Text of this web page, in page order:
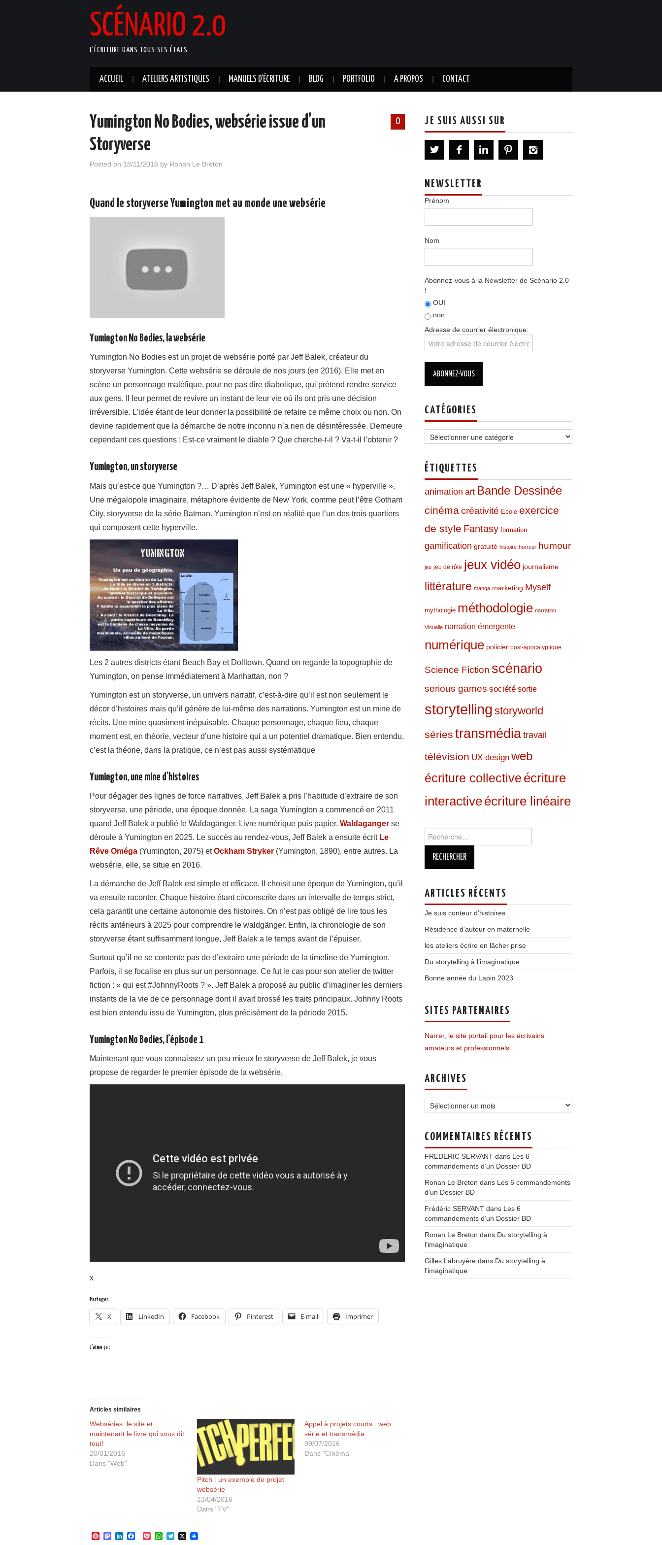
SCÉNARIO 2.0
L'ÉCRITURE DANS TOUS SES ÉTATS
ACCUEIL ATELIERS ARTISTIQUES MANUELS D’ÉCRITURE BLOG PORTFOLIO A PROPOS CONTACT
0
Yumington No Bodies, websérie issue d’un
Storyverse
Posted on 18/11/2016 by Ronan Le Breton
Quand le storyverse Yumington met au monde une websérie
Yumington No Bodies, la websérie
Yumington No Bodies est un projet de websérie porté par Jeff Balek, créateur du
storyverse Yumington. Cette websérie se déroule de nos jours (en 2016). Elle met en
scène un personnage maléfique, pour ne pas dire diabolique, qui prétend rendre service
aux gens. Il leur permet de revivre un instant de leur vie où ils ont pris une décision
irréversible. L’idée étant de leur donner la possibilité de refaire ce même choix ou non. On
devine rapidement que la démarche de notre inconnu n’a rien de désintéressée. Demeure
cependant ces questions : Est-ce vraiment le diable ? Que cherche-t-il ? Va-t-il l’obtenir ?
Yumington, un storyverse
Mais qu’est-ce que Yumington ?… D’après Jeff Balek, Yumington est une « hyperville ».
Une mégalopole imaginaire, métaphore évidente de New York, comme peut l’être Gotham
City, storyverse de la série Batman. Yumington n’est en réalité que l’un des trois quartiers
qui composent cette hyperville.
Les 2 autres districts étant Beach Bay et Dolltown. Quand on regarde la topographie de
Yumington, on pense immédiatement à Manhattan, non ?
Yumington est un storyverse, un univers narratif, c’est-à-dire qu’il est non seulement le
décor d’histoires mais qu’il génère de lui-même des narrations. Yumington est un mine de
récits. Une mine quasiment inépuisable. Chaque personnage, chaque lieu, chaque
moment est, en théorie, vecteur d’une histoire qui a un potentiel dramatique. Bien entendu,
c’est la théorie, dans la pratique, ce n’est pas aussi systématique
Yumington, une mine d’histoires
Pour dégager des lignes de force narratives, Jeff Balek a pris l’habitude d’extraire de son
storyverse, une période, une époque donnée. La saga Yumington a commencé en 2011
quand Jeff Balek a publié le Waldagänger. Livre numérique puis papier, Waldaganger se
déroule à Yumington en 2025. Le succès au rendez-vous, Jeff Balek a ensuite écrit Le
Rêve Oméga (Yumington, 2075) etOckham Stryker (Yumington, 1890), entre autres. La
websérie, elle, se situe en 2016.
La démarche de Jeff Balek est simple et efficace. Il choisit une époque de Yumington, qu’il
va ensuite raconter. Chaque histoire étant circonscrite dans un intervalle de temps strict,
cela garantit une certaine autonomie des histoires. On n’est pas obligé de lire tous les
récits antérieurs à 2025 pour comprendre le waldgänger. Enfin, la chronologie de son
storyverse étant suffisamment longue, Jeff Balek a le temps avant de l’épuiser.
Surtout qu’il ne se contente pas de d’extraire une période de la timeline de Yumington.
Parfois, il se focalise en plus sur un personnage. Ce fut le cas pour son atelier de twitter
fiction : « qui est #JohnnyRoots ? ». Jeff Balek a proposé au public d’imaginer les derniers
instants de la vie de ce personnage dont il avait brossé les traits principaux. Johnny Roots
est bien entendu issu de Yumington, plus précisément de la période 2015.
Yumington No Bodies, l’épisode 1
Maintenant que vous connaissez un peu mieux le storyverse de Jeff Balek, je vous
propose de regarder le premier épisode de la websérie.
x
Partager :
X LinkedIn Facebook Pinterest E-mail Imprimer
J’aime ça :
Articles similaires
Webséries: le site et
maintenant le livre qui vous dit
tout!
20/01/2016
Dans "Web"
Pitch : un exemple de projet
websérie
13/04/2016
Dans "TV"
Appel à projets courts : web
série et transmédia
09/07/2016
Dans "Cinéma"
P
M
L
P
W
T
X
JE SUIS AUSSI SUR
NEWSLETTER
Prénom
Nom
Abonnez-vous à la Newsletter de Scénario 2.0
!
OUI
non
Adresse de courrier électronique:
CATÉGORIES
ÉTIQUETTES
animation art Bande Dessinée
cinémacréativité Ecole exercice
de style Fantasy formation
gamification gratuité histoire horreur humour
jeu jeu de rôle jeux vidéo journalisme
littérature manga marketing Myself
mythologie méthodologie narration
Visuelle narration émergente
numérique policier post-apocalyptique
Science Fiction scénario
serious games société sortie
storytelling storyworld
séries transmédia travail
télévision UX design web
écriture collective écriture
interactiveécriture linéaire
ARTICLES RÉCENTS
Je suis conteur d’histoires
Résidence d’auteur en maternelle
les ateliers écrire en lâcher prise
Du storytelling à l’imaginatique
Bonne année du Lapin 2023
SITES PARTENAIRES
Narrer, le site portail pour les écrivains
amateurs et professionnels
ARCHIVES
COMMENTAIRES RÉCENTS
FREDERIC SERVANT dans Les 6
commandements d’un Dossier BD
Ronan Le Breton dans Les 6 commandements
d’un Dossier BD
Frédéric SERVANT dans Les 6
commandements d’un Dossier BD
Ronan Le Breton dans Du storytelling à
l’imaginatique
Gilles Labruyère dans Du storytelling à
l’imaginatique